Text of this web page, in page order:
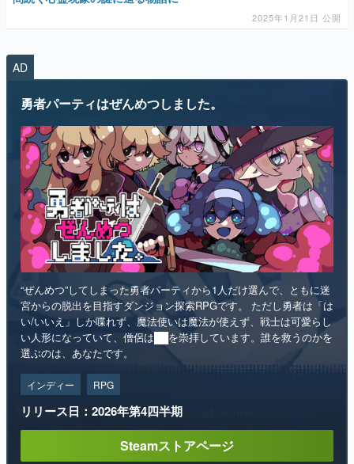
AD
“ぜんめつ”してしまった勇者パーティから1人だけ選んで、ともに迷
宮からの脱出を目指すダンジョン探索RPGです。 ただし勇者は「は
い/いいえ」しか喋れず、魔法使いは魔法が使えず、戦士は可愛らし
い人形になっていて、僧侶は██を崇拝しています。誰を救うのかを
選ぶのは、あなたです。
インディー RPG
リリース日：2026年第4四半期